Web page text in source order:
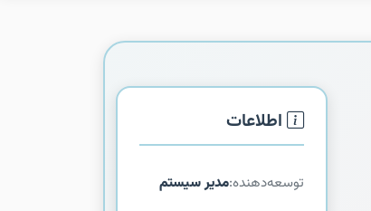
اطلاعات
توسعه‌دهنده:مدیر سیستم